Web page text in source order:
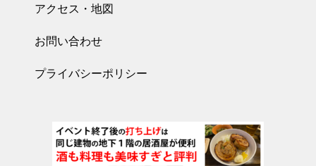
アクセス・地図
お問い合わせ
プライバシーポリシー